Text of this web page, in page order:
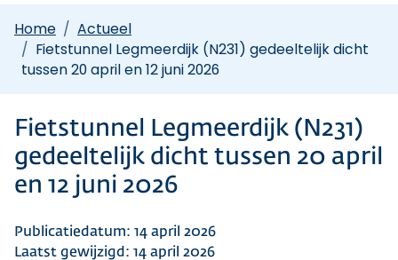
Home
Actueel
Fietstunnel Legmeerdijk (N231) gedeeltelijk dicht
tussen 20 april en 12 juni 2026
Fietstunnel Legmeerdijk (N231)
gedeeltelijk dicht tussen 20 april
en 12 juni 2026
Publicatiedatum: 14 april 2026
Laatst gewijzigd: 14 april 2026